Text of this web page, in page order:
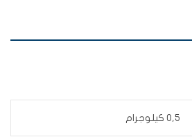
0,5 كيلوجرام